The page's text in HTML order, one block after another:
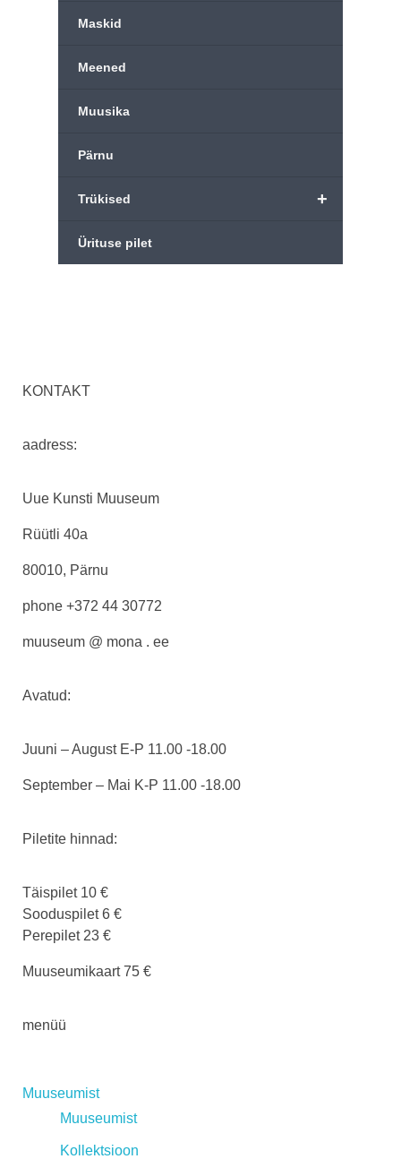
Maskid
Meened
Muusika
Pärnu
+
Trükised
Ürituse pilet
KONTAKT
aadress:
Uue Kunsti Muuseum
Rüütli 40a
80010, Pärnu
phone +372 44 30772
muuseum @ mona . ee
Avatud:
Juuni – August E-P 11.00 -18.00
September – Mai K-P 11.00 -18.00
Piletite hinnad:
Täispilet 10 €
Sooduspilet 6 €
Perepilet 23 €
Muuseumikaart 75 €
menüü
Muuseumist
Muuseumist
Kollektsioon